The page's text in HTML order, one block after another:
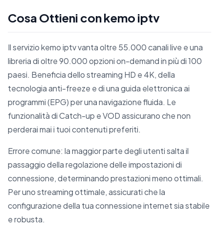
Cosa Ottieni con kemo iptv
Il servizio kemo iptv vanta oltre 55.000 canali live e una
libreria di oltre 90.000 opzioni on-demand in più di 100
paesi. Beneficia dello streaming HD e 4K, della
tecnologia anti-freeze e di una guida elettronica ai
programmi (EPG) per una navigazione fluida. Le
funzionalità di Catch-up e VOD assicurano che non
perderai mai i tuoi contenuti preferiti.
Errore comune: la maggior parte degli utenti salta il
passaggio della regolazione delle impostazioni di
connessione, determinando prestazioni meno ottimali.
Per uno streaming ottimale, assicurati che la
configurazione della tua connessione internet sia stabile
e robusta.